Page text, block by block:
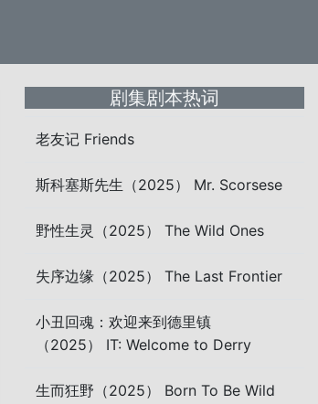
剧集剧本热词
老友记 Friends
斯科塞斯先生（2025） Mr. Scorsese
野性生灵（2025） The Wild Ones
失序边缘（2025） The Last Frontier
小丑回魂：欢迎来到德里镇
（2025） IT: Welcome to Derry
生而狂野（2025） Born To Be Wild